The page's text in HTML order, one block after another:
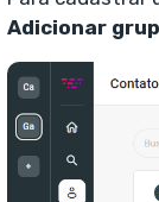
Adicionar